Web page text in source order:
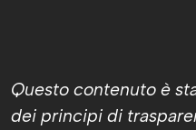
Questo contenuto è
dei principi di